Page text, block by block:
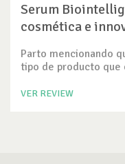
Serum
cosmética e
Parto mencionando
tipo de producto que
VER REVIEW